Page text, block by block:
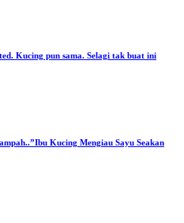
Kucing pun sama. Selagi tak buat ini
Kucing Mengiau Sayu Seakan